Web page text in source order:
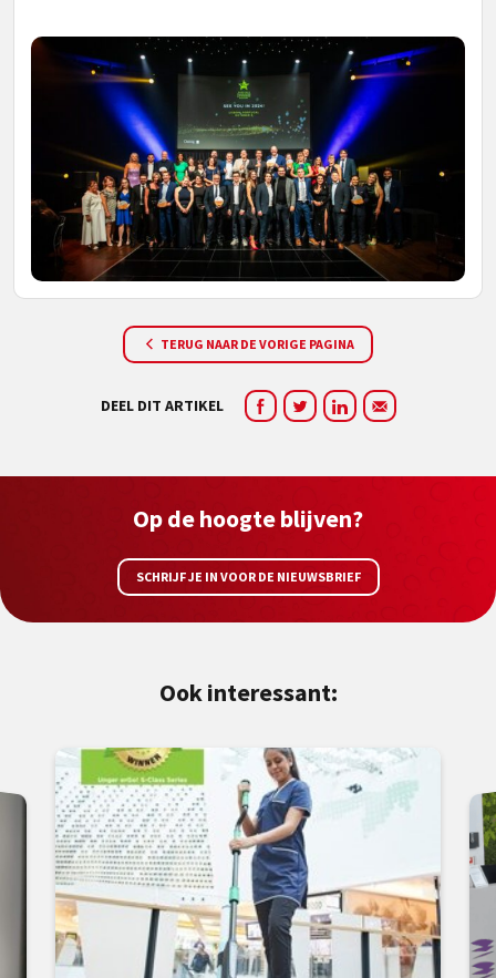
TERUG NAAR DE VORIGE PAGINA
DEEL DIT ARTIKEL
Op de hoogte blijven?
SCHRIJF JE IN VOOR DE NIEUWSBRIEF
Ook interessant: